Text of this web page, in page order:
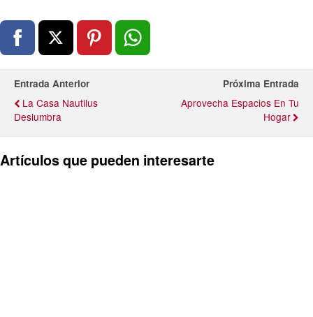
Entrada Anterior
La Casa Nautilus
Deslumbra
Próxima Entrada
Aprovecha Espacios En Tu
Hogar
Artículos que pueden interesarte